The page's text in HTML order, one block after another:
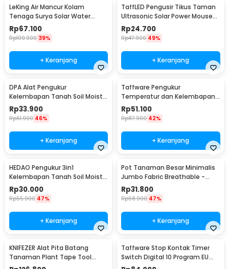
LeKing Air Mancur Kolam
Tenaga Surya Solar Water
Fountain - AS10A
Rp67.100
Rp109.900 39%
+ Keranjang
TaffLED Pengusir Tikus Taman
Ultrasonic Solar Power Mouse
Repellent - HR-533
Rp24.700
Rp47.900 49%
+ Keranjang
DPA Alat Pengukur
Kelembapan Tanah Soil Moist
PH Detector Analyzer - DPA301
Rp33.900
Rp61.900 46%
+ Keranjang
Taffware Pengukur
Temperatur dan Kelembapan
Tanah Soil PH - TPH01803
Rp51.100
Rp87.900 42%
+ Keranjang
HEDAO Pengukur 3in1
Kelembapan Tanah Soil Moist
pH Analyzer - TL00378
Rp30.000
Rp55.900 47%
+ Keranjang
Pot Tanaman Besar Minimalis
Jumbo Fabric Breathable -
DFT24
Rp31.800
Rp58.900 47%
+ Keranjang
KNIFEZER Alat Pita Batang
Tanaman Plant Tape Tool
Tapener Machine - VK20
Taffware Stop Kontak Timer
Switch Digital 10 Program EU
Plug 16A 230V - KWE-TM02-EU